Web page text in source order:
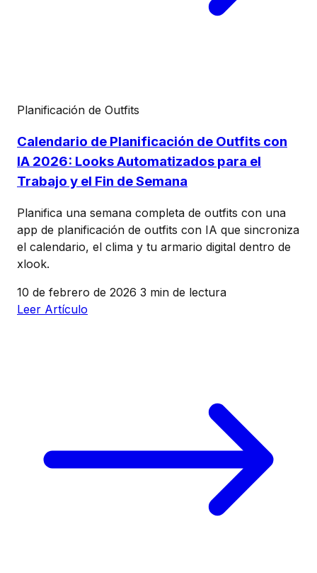
Planificación de Outfits
Calendario de Planificación de Outfits con
IA 2026: Looks Automatizados para el
Trabajo y el Fin de Semana
Planifica una semana completa de outfits con una
app de planificación de outfits con IA que sincroniza
el calendario, el clima y tu armario digital dentro de
xlook.
10 de febrero de 2026 3 min de lectura
Leer Artículo